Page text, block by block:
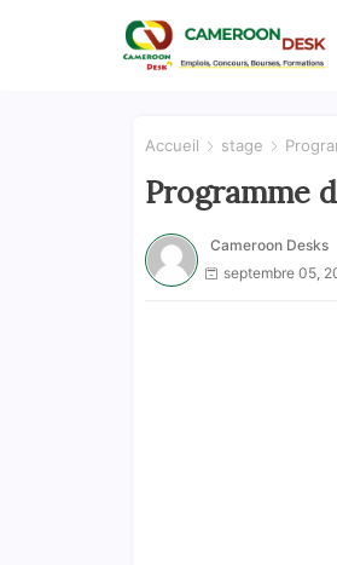
Accueil stage
Programme
Cameroon Desks
septembre 05,